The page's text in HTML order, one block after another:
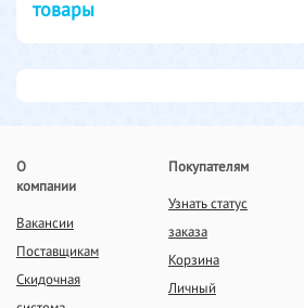
товары
О
компании
Вакансии
Поставщикам
Скидочная
Покупателям
Узнать статус
заказа
Корзина
Личный